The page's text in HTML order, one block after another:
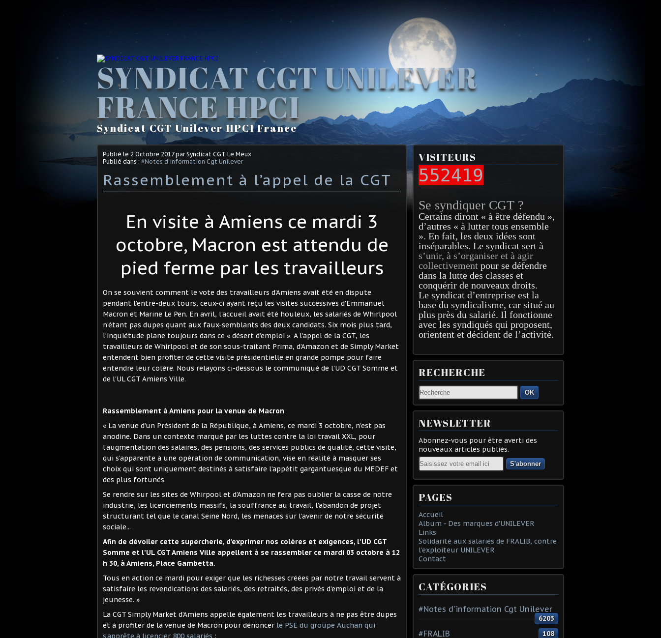
SYNDICAT CGT UNILEVER
FRANCE HPCI
Syndicat CGT Unilever HPCI France
Publié le 2 Octobre 2017par Syndicat CGT Le Meux
Publié dans : #Notes d'information Cgt Unilever
Rassemblement à l’appel de la CGT
En visite à Amiens ce mardi 3
octobre, Macron est attendu de
pied ferme par les travailleurs
On se souvient comment le vote des travailleurs d’Amiens avait été en dispute
pendant l’entre-deux tours, ceux-ci ayant reçu les visites successives d’Emmanuel
Macron et Marine Le Pen. En avril, l’accueil avait été houleux, les salariés de Whirlpool
n’étant pas dupes quant aux faux-semblants des deux candidats. Six mois plus tard,
l’inquiétude plane toujours dans ce « désert d’emploi ». A l’appel de la CGT, les
travailleurs de Whirlpool et de son sous-traitant Prima, d’Amazon et de Simply Market
entendent bien profiter de cette visite présidentielle en grande pompe pour faire
entendre leur colère. Nous relayons ci-dessous le communiqué de l'UD CGT Somme et
de l'UL CGT Amiens Ville.
Rassemblement à Amiens pour la venue de Macron
« La venue d’un Président de la République, à Amiens, ce mardi 3 octobre, n’est pas
anodine. Dans un contexte marqué par les luttes contre la loi travail XXL, pour
l’augmentation des salaires, des pensions, des services publics de qualité, cette visite,
qui s’apparente à une opération de communication, vise en réalité à masquer ses
choix qui sont uniquement destinés à satisfaire l’appétit gargantuesque du MEDEF et
des plus fortunés.
Se rendre sur les sites de Whirpool et d’Amazon ne fera pas oublier la casse de notre
industrie, les licenciements massifs, la souffrance au travail, l’abandon de projet
structurant tel que le canal Seine Nord, les menaces sur l’avenir de notre sécurité
sociale...
Afin de dévoiler cette supercherie, d’exprimer nos colères et exigences, l’UD CGT
Somme et l’UL CGT Amiens Ville appellent à se rassembler ce mardi 03 octobre à 12
h 30, à Amiens, Place Gambetta.
Tous en action ce mardi pour exiger que les richesses créées par notre travail servent à
satisfaire les revendications des salariés, des retraités, des privés d’emploi et de la
jeunesse. »
La CGT Simply Market d’Amiens appelle également les travailleurs à ne pas être dupes
et à profiter de la venue de Macron pour dénoncer le PSE du groupe Auchan qui
s’apprête à licencier 800 salariés :
VISITEURS
552419
Se syndiquer CGT ?
Certains diront « à être défendu »,
d’autres « à lutter tous ensemble
». En fait, les deux idées sont
inséparables. Le syndicat sert à
s’unir, à s’organiser et à agir
collectivement pour se défendre
dans la lutte des classes et
conquérir de nouveaux droits.
Le syndicat d’entreprise est la
base du syndicalisme, car situé au
plus près du salarié. Il fonctionne
avec les syndiqués qui proposent,
orientent et décident de l’activité.
RECHERCHE
OK
NEWSLETTER
Abonnez-vous pour être averti des
nouveaux articles publiés.
Email
PAGES
Accueil
Album - Des marques d'UNILEVER
Links
Solidarité aux salariés de FRALIB, contre
l'exploiteur UNILEVER
Contact
CATÉGORIES
#Notes d'information Cgt Unilever
6203
#FRALIB 108